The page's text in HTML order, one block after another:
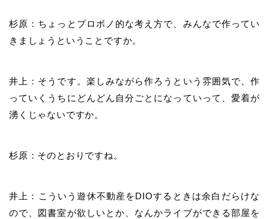
杉原：ちょっとプロボノ的な考え方で、みんなで作ってい
きましょうということですか。
井上：そうです。楽しみながら作ろうという雰囲気で、作
っていくうちにどんどん自分ごとになっていって、愛着が
湧くじゃないですか。
杉原：そのとおりですね。
井上：こういう遊休不動産をDIOするときは余白だらけな
ので、図書室が欲しいとか、なんかライブができる部屋を